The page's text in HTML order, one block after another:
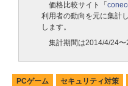
価格比較サイト「
利用者の動向を元に集計
します。
集計期間は2014/4/24〜
PCゲーム セキュリティ対策